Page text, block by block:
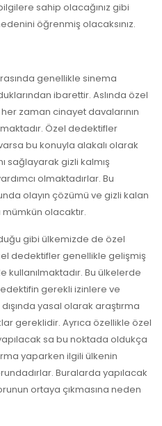
sahip olacağınız gibi
öğrenmiş olacaksınız.
genellikle sinema
ibarettir. Aslında özel
zaman cinayet davalarının
Özel dedektifler
bu konuyla alakalı olarak
sağlayarak gizli kalmış
olmaktadırlar. Bu
olayın çözümü ve gizli kalan
mümkün olacaktır.
gibi ülkemizde de özel
dedektifler genellikle gelişmiş
Bu ülkelerde
gerekli izinlere ve
yasal olarak araştırma
gereklidir. Ayrıca özellikle özel
sa bu noktada oldukça
yaparken ilgili ülkenin
Buralarda yapılacak
ortaya çıkmasına neden